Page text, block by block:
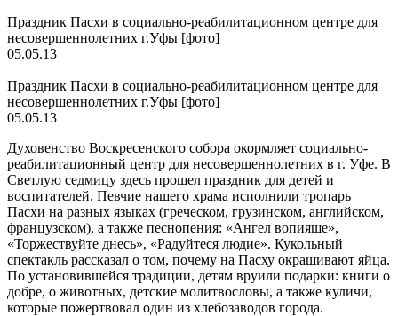
Праздник Пасхи в социально-реабилитационном центре для
несовершеннолетних г.Уфы [фото]
05.05.13
Праздник Пасхи в социально-реабилитационном центре для
несовершеннолетних г.Уфы [фото]
05.05.13
Духовенство Воскресенского собора окормляет социально-
реабилитационный центр для несовершеннолетних в г. Уфе. В
Светлую седмицу здесь прошел праздник для детей и
воспитателей. Певчие нашего храма исполнили тропарь
Пасхи на разных языках (греческом, грузинском, английском,
французском), а также песнопения: «Ангел вопияше»,
«Торжествуйте днесь», «Радуйтеся людие». Кукольный
спектакль рассказал о том, почему на Пасху окрашивают яйца.
По установившейся традиции, детям вруили подарки: книги о
добре, о животных, детские молитвословы, а также куличи,
которые пожертвовал один из хлебозаводов города.